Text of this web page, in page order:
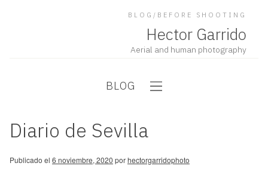
BLOG/BEFORE SHOOTING
Hector Garrido
Aerial and human photography
BLOG
Diario de Sevilla
Publicado el 6 noviembre, 2020 porhectorgarridophoto